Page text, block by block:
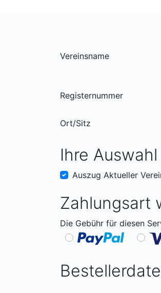
Vereinsname
Registernummer
Ort/Sitz
Ihre Auswahl
Auszug Aktueller
Zahlungsart
Die Gebühr für diesen